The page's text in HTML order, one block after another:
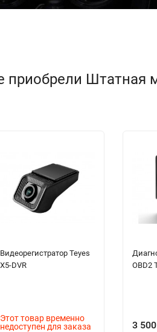
приобрели Штатная
Видеорегистратор Teyes
X5-DVR
Этот товар временно
недоступен для заказа
OBD2
3 500